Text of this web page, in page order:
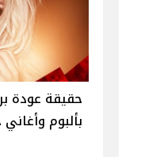
حقيقة عودة
بألبوم